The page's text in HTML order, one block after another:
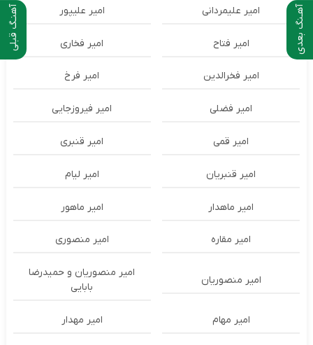
آهنـگ قبلی آهـنگ بعدی امیر علیمردانی امیر علیپور
امیر فتاح امیر فخاری
امیر فخرالدین امیر فرخ
امیر فضلی امیر فیروزجایی
امیر قمی امیر قنبری
امیر قنبریان امیر لیام
امیر ماهدار امیر ماهور
امیر مقاره امیر منصوری
امیر منصوریان
امیر منصوریان و حمیدرضا
بابایی
امیر مهام امیر مهدار